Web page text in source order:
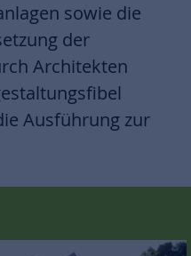
sowie die
der
Architekten
Ausführung zur
gefördert – mit
privaten